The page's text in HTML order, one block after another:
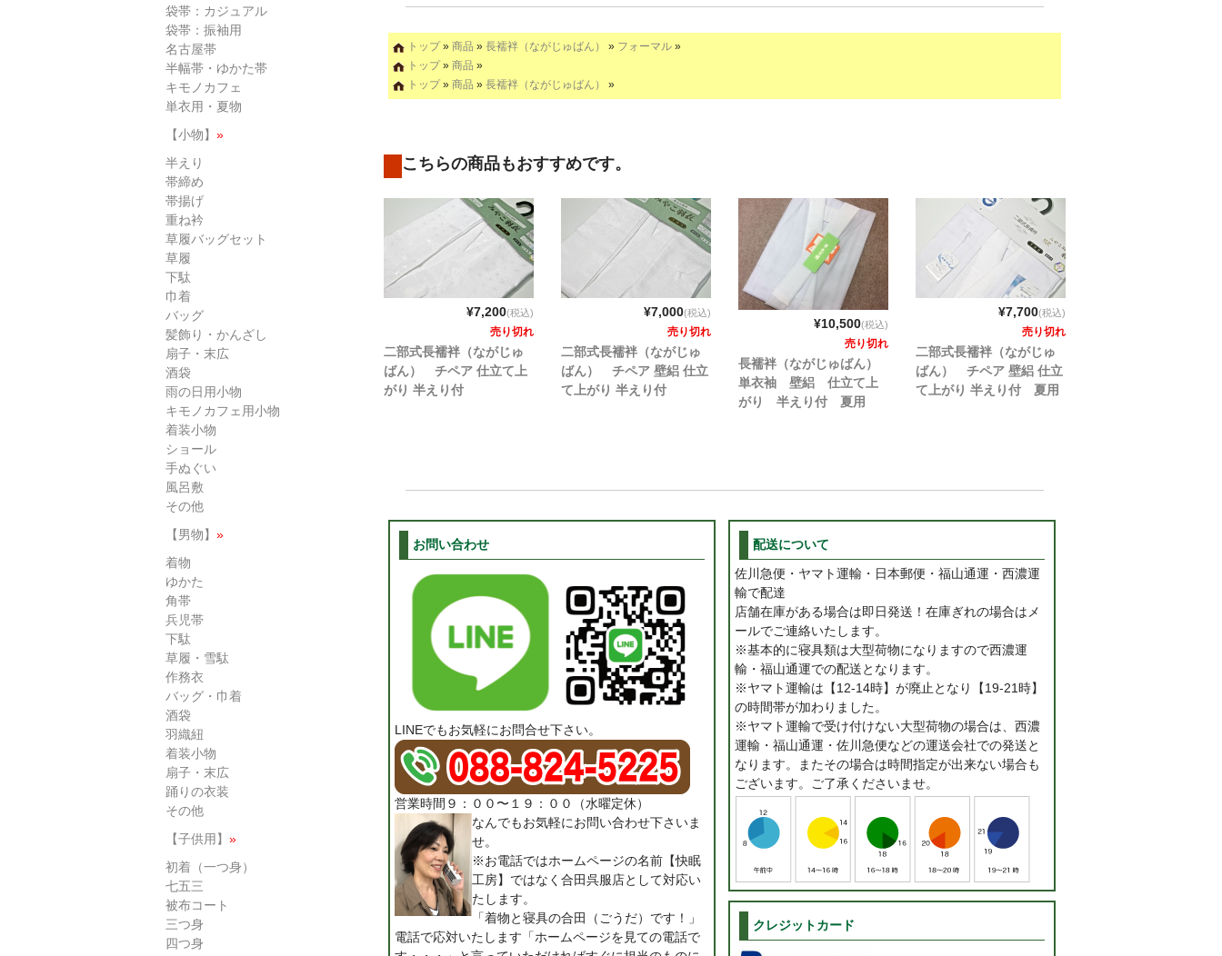
トップ» 商品 » 長襦袢（ながじゅばん） » フォーマル »
トップ» 商品 »
トップ» 商品 » 長襦袢（ながじゅばん） »
こちらの商品もおすすめです。
¥7,200(税込)
売り切れ
二部式長襦袢（ながじゅ
ばん） チペア 仕立て上
がり 半えり付
¥7,000(税込)
売り切れ
二部式長襦袢（ながじゅ
ばん） チペア 壁絽 仕立
て上がり 半えり付
¥10,500(税込)
売り切れ
長襦袢（ながじゅばん）
単衣袖 壁絽 仕立て上
がり 半えり付 夏用
¥7,700(税込)
売り切れ
二部式長襦袢（ながじゅ
ばん） チペア 壁絽 仕立
て上がり 半えり付 夏用
お問い合わせ
LINEでもお気軽にお問合せ下さい。
営業時間９：００〜１９：００（水曜定休）
なんでもお気軽にお問い合わせ下さいま
せ。
※お電話ではホームページの名前【快眠
工房】ではなく合田呉服店として対応い
たします。
「着物と寝具の合田（ごうだ）です！」
電話で応対いたします「ホームページを見ての電話で
配送について
佐川急便・ヤマト運輸・日本郵便・福山通運・西濃運
輸で配達
店舗在庫がある場合は即日発送！在庫ぎれの場合はメ
ールでご連絡いたします。
※基本的に寝具類は大型荷物になりますので西濃運
輸・福山通運での配送となります。
※ヤマト運輸は【12-14時】が廃止となり【19-21時】
の時間帯が加わりました。
※ヤマト運輸で受け付けない大型荷物の場合は、西濃
運輸・福山通運・佐川急便などの運送会社での発送と
なります。またその場合は時間指定が出来ない場合も
ございます。ご了承くださいませ。
クレジットカード
袋帯：カジュアル
袋帯：振袖用
名古屋帯
半幅帯・ゆかた帯
キモノカフェ
単衣用・夏物
【小物】 »
半えり
帯締め
帯揚げ
重ね衿
草履バッグセット
草履
下駄
巾着
バッグ
髪飾り・かんざし
扇子・末広
酒袋
雨の日用小物
キモノカフェ用小物
着装小物
ショール
手ぬぐい
風呂敷
その他
【男物】 »
着物
ゆかた
角帯
兵児帯
下駄
草履・雪駄
作務衣
バッグ・巾着
酒袋
羽織紐
着装小物
扇子・末広
踊りの衣装
その他
【子供用】 »
初着（一つ身）
七五三
被布コート
三つ身
四つ身